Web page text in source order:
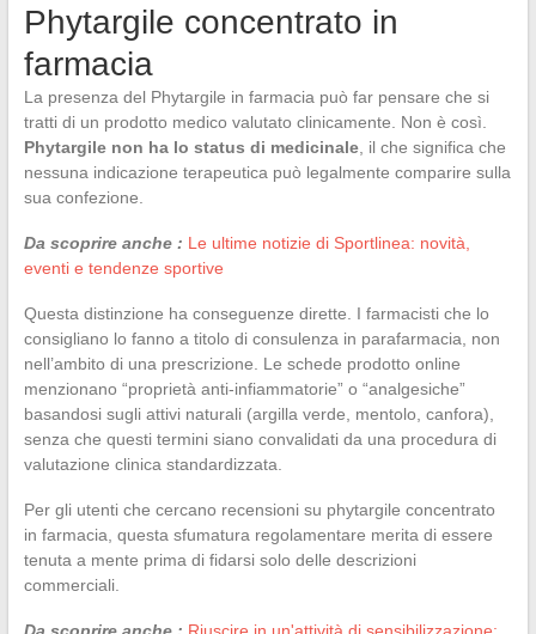
Phytargile concentrato in
farmacia
La presenza del Phytargile in farmacia può far pensare che si
tratti di un prodotto medico valutato clinicamente. Non è così.
Phytargile non ha lo status di medicinale, il che significa che
nessuna indicazione terapeutica può legalmente comparire sulla
sua confezione.
Da scoprire anche : Le ultime notizie di Sportlinea: novità,
eventi e tendenze sportive
Questa distinzione ha conseguenze dirette. I farmacisti che lo
consigliano lo fanno a titolo di consulenza in parafarmacia, non
nell’ambito di una prescrizione. Le schede prodotto online
menzionano “proprietà anti-infiammatorie” o “analgesiche”
basandosi sugli attivi naturali (argilla verde, mentolo, canfora),
senza che questi termini siano convalidati da una procedura di
valutazione clinica standardizzata.
Per gli utenti che cercano recensioni su phytargile concentrato
in farmacia, questa sfumatura regolamentare merita di essere
tenuta a mente prima di fidarsi solo delle descrizioni
commerciali.